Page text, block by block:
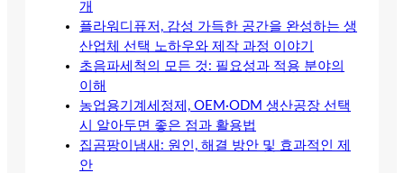
개
플라워디퓨저, 감성 가득한 공간을 완성하는 생
산업체 선택 노하우와 제작 과정 이야기
초음파세척의 모든 것: 필요성과 적용 분야의
이해
농업용기계세정제, OEM·ODM 생산공장 선택
시 알아두면 좋은 점과 활용법
집곰팡이냄새: 원인, 해결 방안 및 효과적인 제
안